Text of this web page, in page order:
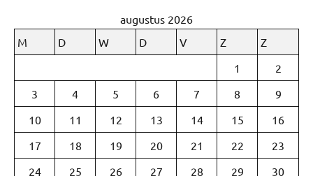
augustus 2026
M
D W D V Z
Z
1
2
3
4 5 6 7 8
9
10
11 12 13 14 15
16
17
18 19 20 21 22
23
24
25 26 27 28 29 30